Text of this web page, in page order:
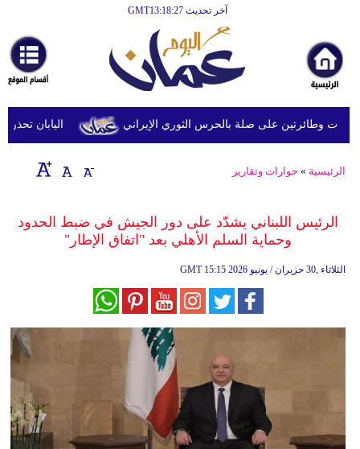
آخر تحديث GMT13:18:27
أخبارعاجلة
رياضة
ثقافة
إقتصاد
وموسيقى
سياحة
وسفر
ديكور
أخبار
اليابان تحذر من على صلة بالحرس الثوري الإيراني
الرئيسية » حوارات وتقارير
الرئيس اللبناني يشدّد على دور الجيش في ضبط الحدود
وحماية السلم الأهلي بعد "اتفاق الإطار"
GMT 15:15 2026 الثلاثاء ,30 حزيران / يونيو